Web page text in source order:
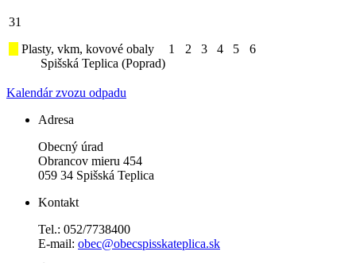
31
Plasty, vkm, kovové obaly
Spišská Teplica (Poprad)
1 2 3 4 5 6
Kalendár zvozu odpadu
Adresa
Obecný úrad
Obrancov mieru 454
059 34 Spišská Teplica
Kontakt
Tel.: 052/7738400
E-mail: obec@obecspisskateplica.sk